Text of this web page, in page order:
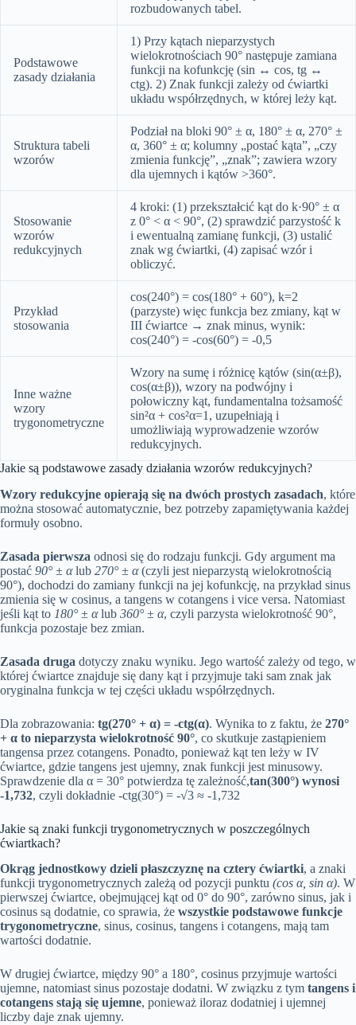
rozbudowanych tabel.
Podstawowe
zasady działania
1) Przy kątach nieparzystych
wielokrotnościach 90° następuje zamiana
funkcji na kofunkcję (sin ↔ cos, tg ↔
ctg). 2) Znak funkcji zależy od ćwiartki
układu współrzędnych, w której leży kąt.
Struktura tabeli
wzorów
Podział na bloki 90° ± α, 180° ± α, 270° ±
α, 360° ± α; kolumny „postać kąta”, „czy
zmienia funkcję”, „znak”; zawiera wzory
dla ujemnych i kątów >360°.
Stosowanie
wzorów
redukcyjnych
4 kroki: (1) przekształcić kąt do k·90° ± α
z 0° < α < 90°, (2) sprawdzić parzystość k
i ewentualną zamianę funkcji, (3) ustalić
znak wg ćwiartki, (4) zapisać wzór i
obliczyć.
Przykład
stosowania
cos(240°) = cos(180° + 60°), k=2
(parzyste) więc funkcja bez zmiany, kąt w
III ćwiartce → znak minus, wynik:
cos(240°) = -cos(60°) = -0,5
Inne ważne
wzory
trygonometryczne
Wzory na sumę i różnicę kątów (sin(α±β),
cos(α±β)), wzory na podwójny i
połowiczny kąt, fundamentalna tożsamość
sin²α + cos²α=1, uzupełniają i
umożliwiają wyprowadzenie wzorów
redukcyjnych.
Jakie są podstawowe zasady działania wzorów redukcyjnych?
Wzory redukcyjne opierają się na dwóch prostych zasadach, które
można stosować automatycznie, bez potrzeby zapamiętywania każdej
formuły osobno.
Zasada pierwsza odnosi się do rodzaju funkcji. Gdy argument ma
postać 90° ± αlub 270° ± α(czyli jest nieparzystą wielokrotnością
90°), dochodzi do zamiany funkcji na jej kofunkcję, na przykład sinus
zmienia się w cosinus, a tangens w cotangens i vice versa. Natomiast
jeśli kąt to 180° ± αlub 360° ± α, czyli parzysta wielokrotność 90°,
funkcja pozostaje bez zmian.
Zasada druga dotyczy znaku wyniku. Jego wartość zależy od tego, w
której ćwiartce znajduje się dany kąt i przyjmuje taki sam znak jak
oryginalna funkcja w tej części układu współrzędnych.
Dla zobrazowania: tg(270° + α) = -ctg(α). Wynika to z faktu, że 270°
+ α to nieparzysta wielokrotność 90°, co skutkuje zastąpieniem
tangensa przez cotangens. Ponadto, ponieważ kąt ten leży w IV
ćwiartce, gdzie tangens jest ujemny, znak funkcji jest minusowy.
Sprawdzenie dla α = 30° potwierdza tę zależność,tan(300°) wynosi
-1,732, czyli dokładnie -ctg(30°) = -√3 ≈ -1,732
Jakie są znaki funkcji trygonometrycznych w poszczególnych
ćwiartkach?
Okrąg jednostkowy dzieli płaszczyznę na cztery ćwiartki, a znaki
funkcji trygonometrycznych zależą od pozycji punktu (cos α, sin α). W
pierwszej ćwiartce, obejmującej kąt od 0° do 90°, zarówno sinus, jak i
cosinus są dodatnie, co sprawia, że wszystkie podstawowe funkcje
trygonometryczne, sinus, cosinus, tangens i cotangens, mają tam
wartości dodatnie.
W drugiej ćwiartce, między 90° a 180°, cosinus przyjmuje wartości
ujemne, natomiast sinus pozostaje dodatni. W związku z tym tangens i
cotangens stają się ujemne, ponieważ iloraz dodatniej i ujemnej
liczby daje znak ujemny.